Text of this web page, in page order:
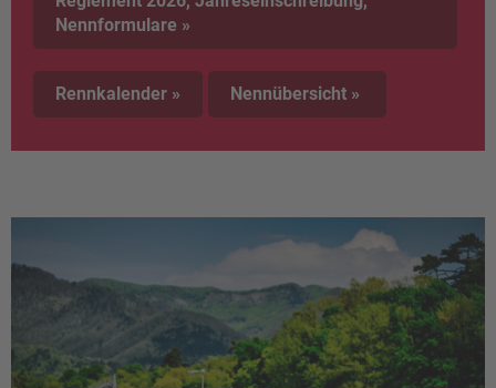
Nennformulare »
Rennkalender » Nennübersicht »